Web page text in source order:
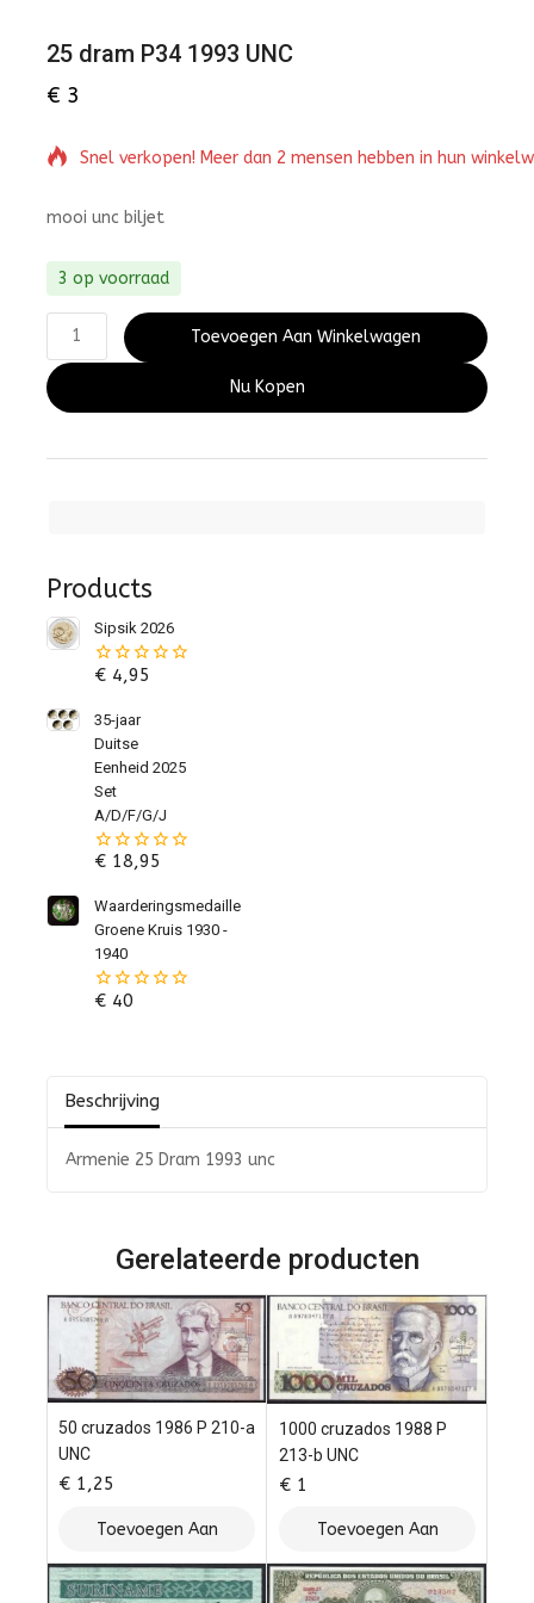
Products
Sipsik 2026
0
de
€4,95
35-jaar
Duitse
Eenheid 2025
Set
A/D/F/G/J
0
de
5
€18,95
Waarderingsmedaille
Groene Kruis 1930 -
1940
0
€40
25 dram P34 1993 UNC
€ 3
Snel verkopen! Meer dan 2 mensen hebben in hun
mooi unc biljet
3 op voorraad
Toevoegen Aan Winkelwagen
Nu Kopen
Beschrijving
Armenie 25 Dram 1993 unc
Gerelateerde producten
50 cruzados 1986 P 210-a
UNC
€ 1,25
Toevoegen Aan
Winkelwagen
1000 cruzados 1988 P
213-b UNC
€ 1
Toevoegen Aan
Winkelwagen